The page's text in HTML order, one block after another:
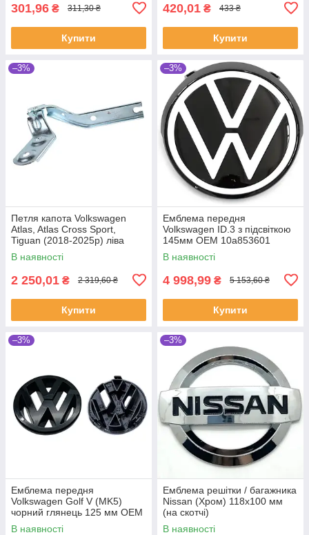
301,96 ₴ 311,30 ₴
Купити
420,01 ₴ 433 ₴
Купити
–3%
Петля капота Volkswagen
Atlas, Atlas Cross Sport,
Tiguan (2018-2025р) ліва
OEM 3CN823301A (Вр-во) CH
В наявності
2 250,01 ₴ 2 319,60 ₴
Купити
–3%
Емблема передня
Volkswagen ID.3 з підсвіткою
145мм OEM 10a853601
В наявності
4 998,99 ₴ 5 153,60 ₴
Купити
–3%
Емблема передня
Volkswagen Golf V (MK5)
чорний глянець 125 мм OEM
1T0853601A
В наявності
–3%
Емблема решітки / багажника
Nissan (Хром) 118х100 мм
(на скотчі)
В наявності